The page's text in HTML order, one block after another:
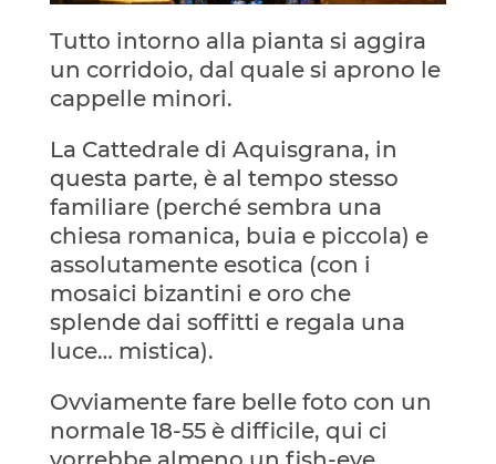
Tutto intorno alla pianta si aggira
un corridoio, dal quale si aprono le
cappelle minori.
La Cattedrale di Aquisgrana, in
questa parte, è al tempo stesso
familiare (perché sembra una
chiesa romanica, buia e piccola) e
assolutamente esotica (con i
mosaici bizantini e oro che
splende dai soffitti e regala una
luce… mistica).
Ovviamente fare belle foto con un
normale 18-55 è difficile, qui ci